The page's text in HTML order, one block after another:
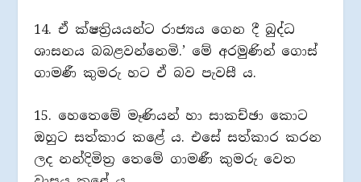
14. ඒ ක්ෂත්‍රියයන්ට රාජ්‍යය ගෙන දී බුද්ධ
ශාසනය බබළවන්නෙමි.’ මේ අරමුණින් ගොස්
ගාමණී කුමරු හට ඒ බව පැවසී ය.
15. හෙතෙමේ මෑණියන් හා සාකච්ඡා කොට
ඔහුට සත්කාර කළේ ය. එසේ සත්කාර කරන
ලද නන්දිමිත්‍ර තෙමේ ගාමණී කුමරු වෙත